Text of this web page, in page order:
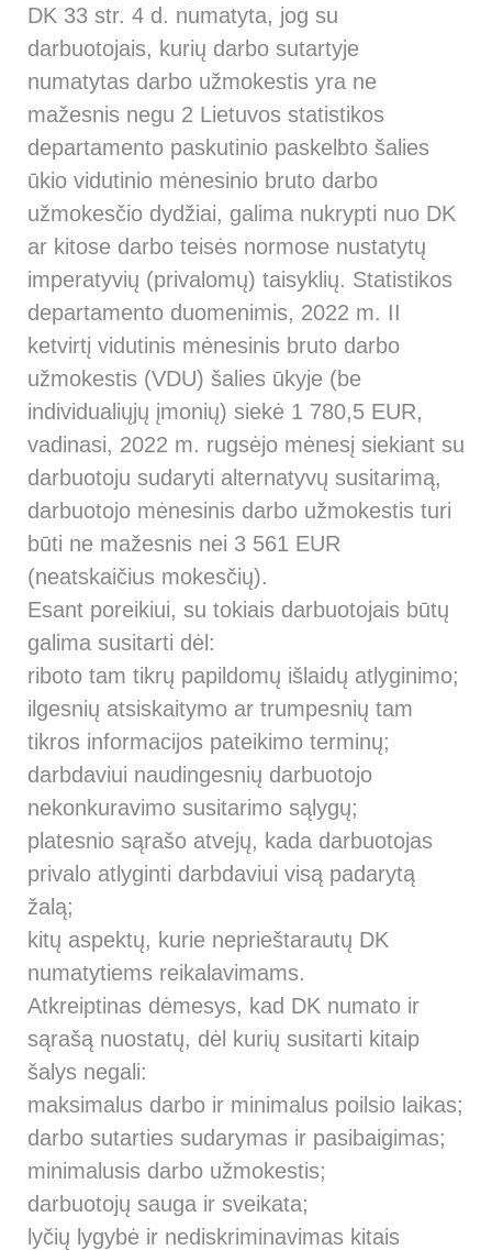
DK 33 str. 4 d. numatyta, jog su
darbuotojais, kurių darbo sutartyje
numatytas darbo užmokestis yra ne
mažesnis negu 2 Lietuvos statistikos
departamento paskutinio paskelbto šalies
ūkio vidutinio mėnesinio bruto darbo
užmokesčio dydžiai, galima nukrypti nuo DK
ar kitose darbo teisės normose nustatytų
imperatyvių (privalomų) taisyklių. Statistikos
departamento duomenimis, 2022 m. II
ketvirtį vidutinis mėnesinis bruto darbo
užmokestis (VDU) šalies ūkyje (be
individualiųjų įmonių) siekė 1 780,5 EUR,
vadinasi, 2022 m. rugsėjo mėnesį siekiant su
darbuotoju sudaryti alternatyvų susitarimą,
darbuotojo mėnesinis darbo užmokestis turi
būti ne mažesnis nei 3 561 EUR
(neatskaičius mokesčių).
Esant poreikiui, su tokiais darbuotojais būtų
galima susitarti dėl:
riboto tam tikrų papildomų išlaidų atlyginimo;
ilgesnių atsiskaitymo ar trumpesnių tam
tikros informacijos pateikimo terminų;
darbdaviui naudingesnių darbuotojo
nekonkuravimo susitarimo sąlygų;
platesnio sąrašo atvejų, kada darbuotojas
privalo atlyginti darbdaviui visą padarytą
žalą;
kitų aspektų, kurie neprieštarautų DK
numatytiems reikalavimams.
Atkreiptinas dėmesys, kad DK numato ir
sąrašą nuostatų, dėl kurių susitarti kitaip
šalys negali:
maksimalus darbo ir minimalus poilsio laikas;
darbo sutarties sudarymas ir pasibaigimas;
minimalusis darbo užmokestis;
darbuotojų sauga ir sveikata;
lyčių lygybė ir nediskriminavimas kitais